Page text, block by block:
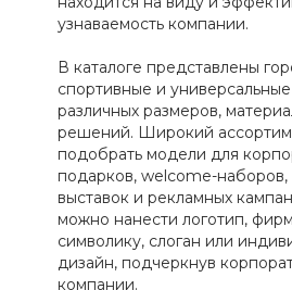
узнаваемость компании.
В каталоге представлены
спортивные и
различных размеров,
решений. Широкий
подобрать модели для
подарков, welcome-
выставок и рекламных
можно нанести логотип,
символику, слоган или
дизайн, подчеркнув
компании.